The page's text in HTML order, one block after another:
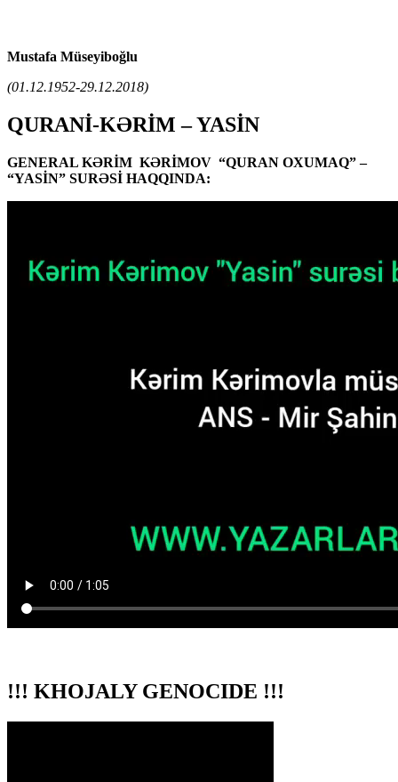
Mustafa Müseyiboğlu
(01.12.1952-29.12.2018)
QURANİ-KƏRİM – YASİN
GENERAL KƏRİM KƏRİMOV “QURAN OXUMAQ” –
“YASİN” SURƏSİ HAQQINDA:
!!! KHOJALY GENOCIDE !!!